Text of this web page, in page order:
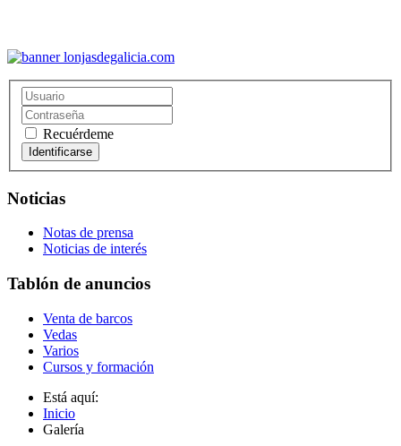
Recuérdeme
Noticias
Notas de prensa
Noticias de interés
Tablón de anuncios
Venta de barcos
Vedas
Varios
Cursos y formación
Está aquí:
Inicio
Galería